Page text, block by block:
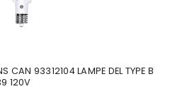
CAN 93312104 LAMPE DEL TYPE B
120V